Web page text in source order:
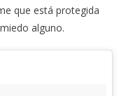
que está protegida
alguno.